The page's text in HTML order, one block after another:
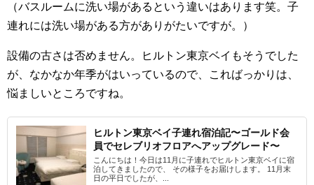
（バスルームに洗い場があるという違いはあります笑。子
連れには洗い場がある方がありがたいですが。）
設備の古さは否めません。ヒルトン東京ベイもそうでした
が、なかなか年季がはいっているので、こればっかりは、
悩ましいところですね。
ヒルトン東京ベイ子連れ宿泊記〜ゴールド会
員でセレブリオフロアへアップグレード〜
こんにちは！今日は11月に子連れでヒルトン東京ベイに宿
泊してきましたので、 その様子をお届けします。 11月末
日の平日でしたが、...